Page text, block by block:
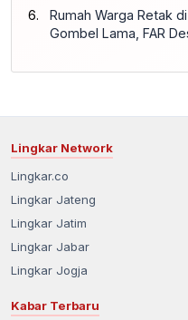
Rumah Warga Retak
Gombel Lama, FAR
Lingkar Network
Lingkar.co
Lingkar Jateng
Lingkar Jatim
Lingkar Jabar
Lingkar Jogja
Kabar Terbaru